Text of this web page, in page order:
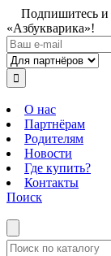
Подпишитесь и
«Азбукварика»!
О нас
Партнёрам
Родителям
Новости
Где купить?
Контакты
Поиск